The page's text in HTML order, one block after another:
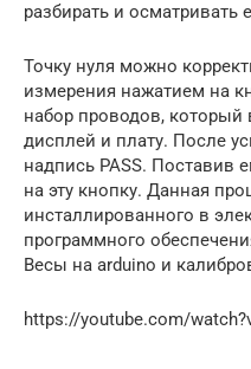
разбирать и осматривать
Точку нуля можно
измерения нажатием на
набор проводов, который
дисплей и плату. После
надпись PASS. Поставив
на эту кнопку. Данная
инсталлированного в
программного
Весы на arduino и
https://youtube.com/